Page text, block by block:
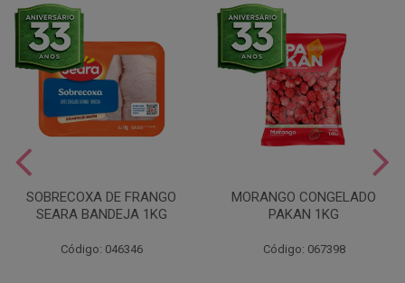
SOBRECOXA DE FRANGO
SEARA BANDEJA 1KG
Código: 046346
MORANGO CONGELADO
PAKAN 1KG
Código: 067398